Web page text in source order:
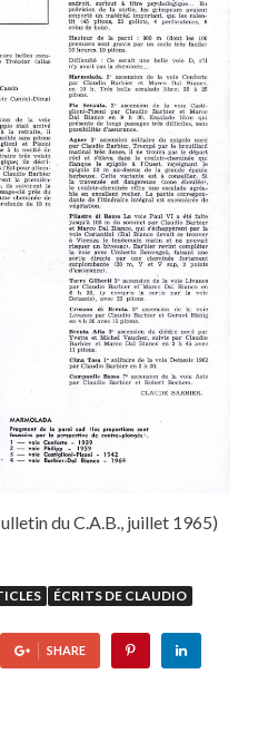
du C.A.B., juillet 1965)
ÉCRITS DE CLAUDIO
SHARE